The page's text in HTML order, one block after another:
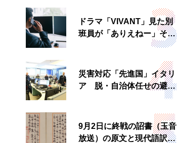
ドラマ「VIVANT」見た別
班員が「ありえねー」その
理由とは 非公然組織ゆえ
災害対応「先進国」イタリ
ア 脱・自治体任せの避難
所運営、被災者への温かい
9月2日に終戦の詔書（玉音
放送）の原文と現代語訳を